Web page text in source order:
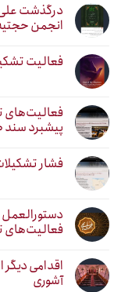
درگذشت علی
انجمن
فعالیت
فعالیت‌های
پیشبرد سند ۲۰۳۰
فشار
فعالیت‌های
اقدامی دیگر
آشوری